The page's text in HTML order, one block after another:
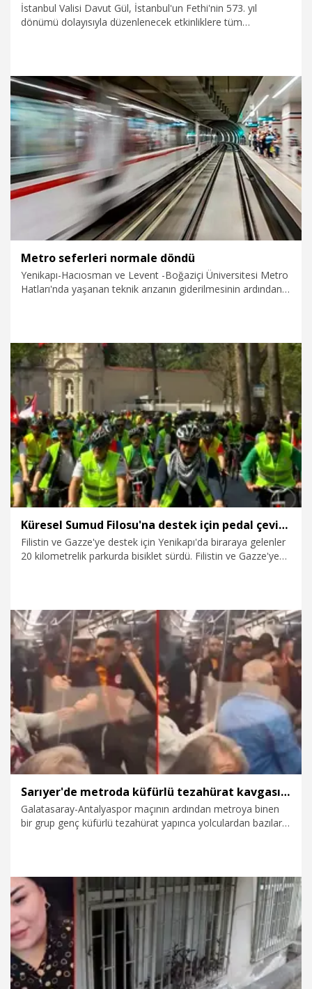
İstanbul Valisi Davut Gül, İstanbul'un Fethi'nin 573. yıl
dönümü dolayısıyla düzenlenecek etkinliklere tüm
28.05.2026 Gündem
Metro seferleri normale döndü
Yenikapı-Hacıosman ve Levent -Boğaziçi Üniversitesi Metro
Hatları'nda yaşanan teknik arızanın giderilmesinin ardından
15.05.2026 Gündem
Küresel Sumud Filosu'na destek için pedal çevirdiler
Filistin ve Gazze'ye destek için Yenikapı'da biraraya gelenler
20 kilometrelik parkurda bisiklet sürdü. Filistin ve Gazze'ye
çevirdi. Yenikapı'dan başlayan program Karaköy, Beşiktaş,
Unkapanı, Balat ve Eyüpsultan'ın geçilmesinin ardından
Sepetçiler Kasrı'nda sona erdi.
10.05.2026 Foto Galeri
Sarıyer'de metroda küfürlü tezahürat kavgası; oklavayla müdahale etti
Galatasaray-Antalyaspor maçının ardından metroya binen
bir grup genç küfürlü tezahürat yapınca yolculardan bazıları
kamerasına yansıdı.
10.05.2026 Gündem